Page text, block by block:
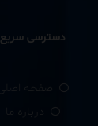
دسترسی سریع
صفحه اصلی